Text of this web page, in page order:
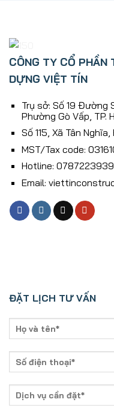
CÔNG TY CỔ PHẦN
DỰNG VIỆT TÍN
Trụ sở: Số 19 Đường
Phường Gò Vấp, TP.
Số 115, Xã Tân
MST/Tax code:
Hotline: 0787223939
Email:
ĐẶT LỊCH TƯ VẤN